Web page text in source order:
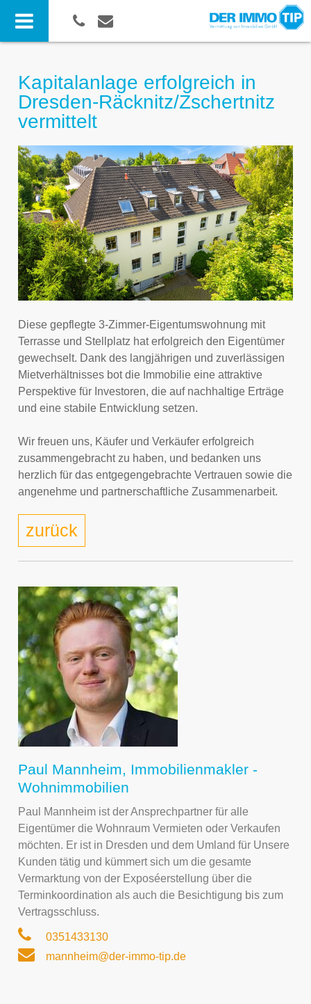
Kapitalanlage erfolgreich in
Dresden-Räcknitz/Zschertnitz
vermittelt
Diese gepflegte 3-Zimmer-Eigentumswohnung mit
Terrasse und Stellplatz hat erfolgreich den Eigentümer
gewechselt. Dank des langjährigen und zuverlässigen
Mietverhältnisses bot die Immobilie eine attraktive
Perspektive für Investoren, die auf nachhaltige Erträge
und eine stabile Entwicklung setzen.
Wir freuen uns, Käufer und Verkäufer erfolgreich
zusammengebracht zu haben, und bedanken uns
herzlich für das entgegengebrachte Vertrauen sowie die
angenehme und partnerschaftliche Zusammenarbeit.
zurück
Paul Mannheim, Immobilienmakler -
Wohnimmobilien
Paul Mannheim ist der Ansprechpartner für alle
Eigentümer die Wohnraum Vermieten oder Verkaufen
möchten. Er ist in Dresden und dem Umland für Unsere
Kunden tätig und kümmert sich um die gesamte
Vermarktung von der Exposéerstellung über die
Terminkoordination als auch die Besichtigung bis zum
Vertragsschluss.
0351433130
mannheim@der-immo-tip.de